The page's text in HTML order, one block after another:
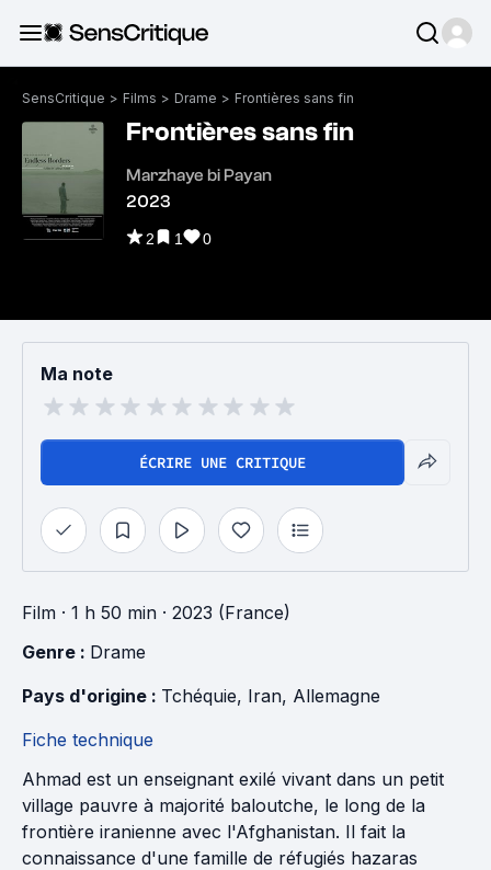
SensCritique > Films > Drame > Frontières sans fin
Frontières sans fin
Marzhaye bi Payan
2023
2 1 0
Ma note
ÉCRIRE UNE CRITIQUE
Film · 1 h 50 min · 2023 (France)
Genre : Drame
Pays d'origine : Tchéquie, Iran, Allemagne
Fiche technique
Ahmad est un enseignant exilé vivant dans un petit
village pauvre à majorité baloutche, le long de la
frontière iranienne avec l'Afghanistan. Il fait la
connaissance d'une famille de réfugiés hazaras